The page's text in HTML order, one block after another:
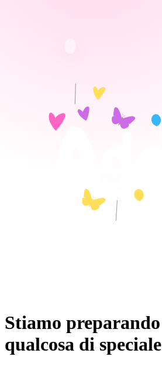
Stiamo preparando
qualcosa di speciale